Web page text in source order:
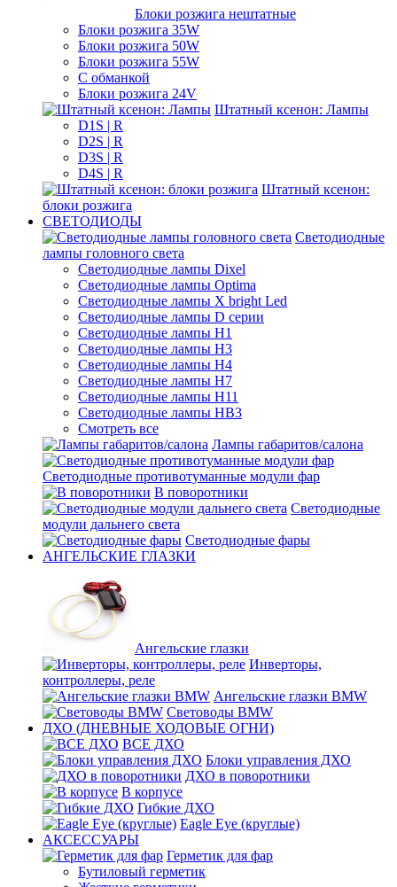
Блоки розжига нештатные
Блоки розжига 35W
Блоки розжига 50W
Блоки розжига 55W
С обманкой
Блоки розжига 24V
Штатный ксенон: Лампы
D1S | R
D2S | R
D3S | R
D4S | R
Штатный ксенон:
блоки розжига
СВЕТОДИОДЫ
Светодиодные
лампы головного света
Светодиодные лампы Dixel
Светодиодные лампы Optima
Светодиодные лампы X bright Led
Светодиодные лампы D серии
Светодиодные лампы H1
Светодиодные лампы H3
Светодиодные лампы H4
Светодиодные лампы H7
Светодиодные лампы H11
Светодиодные лампы HB3
Смотреть все
Лампы габаритов/салона
Светодиодные противотуманные модули фар
В поворотники
Светодиодные
модули дальнего света
Светодиодные фары
АНГЕЛЬСКИЕ ГЛАЗКИ
Ангельские глазки
Инверторы,
контроллеры, реле
Ангельские глазки BMW
Световоды BMW
ДХО (ДНЕВНЫЕ ХОДОВЫЕ ОГНИ)
ВСЕ ДХО
Блоки управления ДХО
ДХО в поворотники
В корпусе
Гибкие ДХО
Eagle Eye (круглые)
АКСЕССУАРЫ
Герметик для фар
Бутиловый герметик